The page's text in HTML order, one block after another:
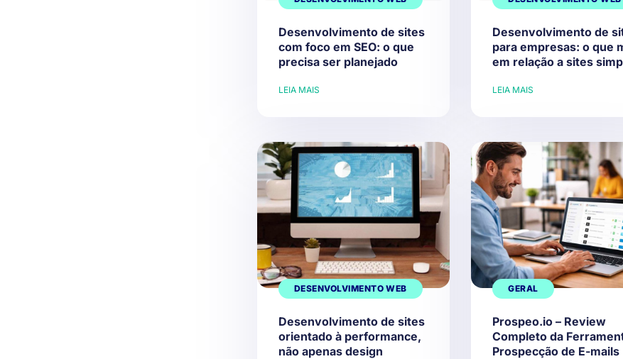
Desenvolvimento de sites
com foco em SEO: o que
precisa ser planejado
LEIA MAIS
Desenvolvimento de
para empresas: o que
em relação a sites
LEIA MAIS
DESENVOLVIMENTO WEB
Desenvolvimento de sites
orientado à performance,
não apenas design
GERAL
Prospeo.io – Review
Completo da
Prospecção de E-mails